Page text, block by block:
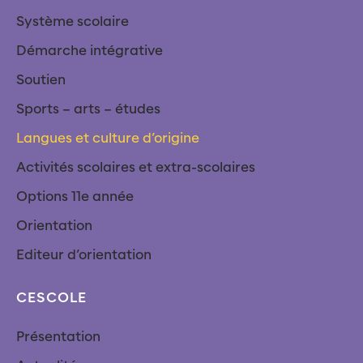
Système scolaire
Démarche intégrative
Soutien
Sports – arts – études
Langues et culture d’origine
Activités scolaires et extra-scolaires
Options 11e année
Orientation
Editeur d’orientation
CESCOLE
Présentation